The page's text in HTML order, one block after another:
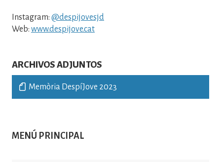
MENÚ PRINCIPAL
Instagram: @despijovesjd
Web: www.despijove.cat
ARCHIVOS ADJUNTOS
Memòria DespíJove 2023